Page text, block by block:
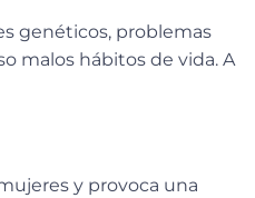
genéticos, problemas
malos hábitos de vida. A
y provoca una